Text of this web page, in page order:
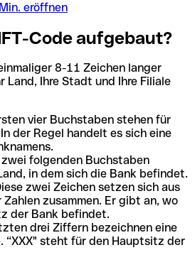
eröffnen
Code aufgebaut?
8-11 Zeichen langer
Land, Ihre Stadt und Ihre Filiale
vier Buchstaben stehen für
der Regel handelt es sich eine
zwei folgenden Buchstaben
in dem sich die Bank befindet.
zwei Zeichen setzen sich aus
zusammen. Er gibt an, wo
der Bank befindet.
drei Ziffern bezeichnen eine
“XXX" steht für den Hauptsitz der